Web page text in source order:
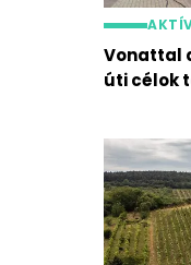
Vonattal
úti célok